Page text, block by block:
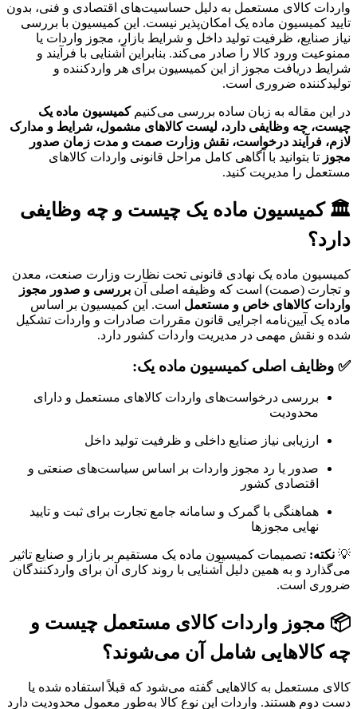
واردات کالای مستعمل به دلیل حساسیت‌های اقتصادی و فنی، بدون
تایید کمیسیون ماده یک امکان‌پذیر نیست. این کمیسیون با بررسی
نیاز صنایع، ظرفیت تولید داخل و شرایط بازار، مجوز واردات یا
ممنوعیت ورود کالا را صادر می‌کند. بنابراین آشنایی با فرآیند و
شرایط دریافت مجوز از این کمیسیون برای هر واردکننده و
تولیدکننده ضروری است.
در این مقاله به زبان ساده بررسی می‌کنیمکمیسیون ماده یک
چیست، چه وظایفی دارد، لیست کالاهای مشمول، شرایط و مدارک
لازم، فرآیند درخواست، نقش وزارت صمت و مدت زمان صدور
مجوز تا بتوانید با آگاهی کامل مراحل قانونی واردات کالاهای
مستعمل را مدیریت کنید.
🏛️ کمیسیون ماده یک چیست و چه وظایفی
دارد؟
کمیسیون ماده یک نهادی قانونی تحت نظارت وزارت صنعت، معدن
و تجارت (صمت) است که وظیفه اصلی آن بررسی و صدور مجوز
واردات کالاهای خاص و مستعمل است. این کمیسیون بر اساس
ماده یک آیین‌نامه اجرایی قانون مقررات صادرات و واردات تشکیل
شده و نقش مهمی در مدیریت واردات کشور دارد.
✅ وظایف اصلی کمیسیون ماده یک:
بررسی درخواست‌های واردات کالاهای مستعمل و دارای
محدودیت
ارزیابی نیاز صنایع داخلی و ظرفیت تولید داخل
صدور یا رد مجوز واردات بر اساس سیاست‌های صنعتی و
اقتصادی کشور
هماهنگی با گمرک و سامانه جامع تجارت برای ثبت و تایید
نهایی مجوزها
💡 نکته: تصمیمات کمیسیون ماده یک مستقیم بر بازار و صنایع تاثیر
می‌گذارد و به همین دلیل آشنایی با روند کاری آن برای واردکنندگان
ضروری است.
📦 مجوز واردات کالای مستعمل چیست و
چه کالاهایی شامل آن می‌شوند؟
کالای مستعمل به کالاهایی گفته می‌شود که قبلاً استفاده شده یا
دست دوم هستند. واردات این نوع کالا به‌طور معمول محدودیت دارد